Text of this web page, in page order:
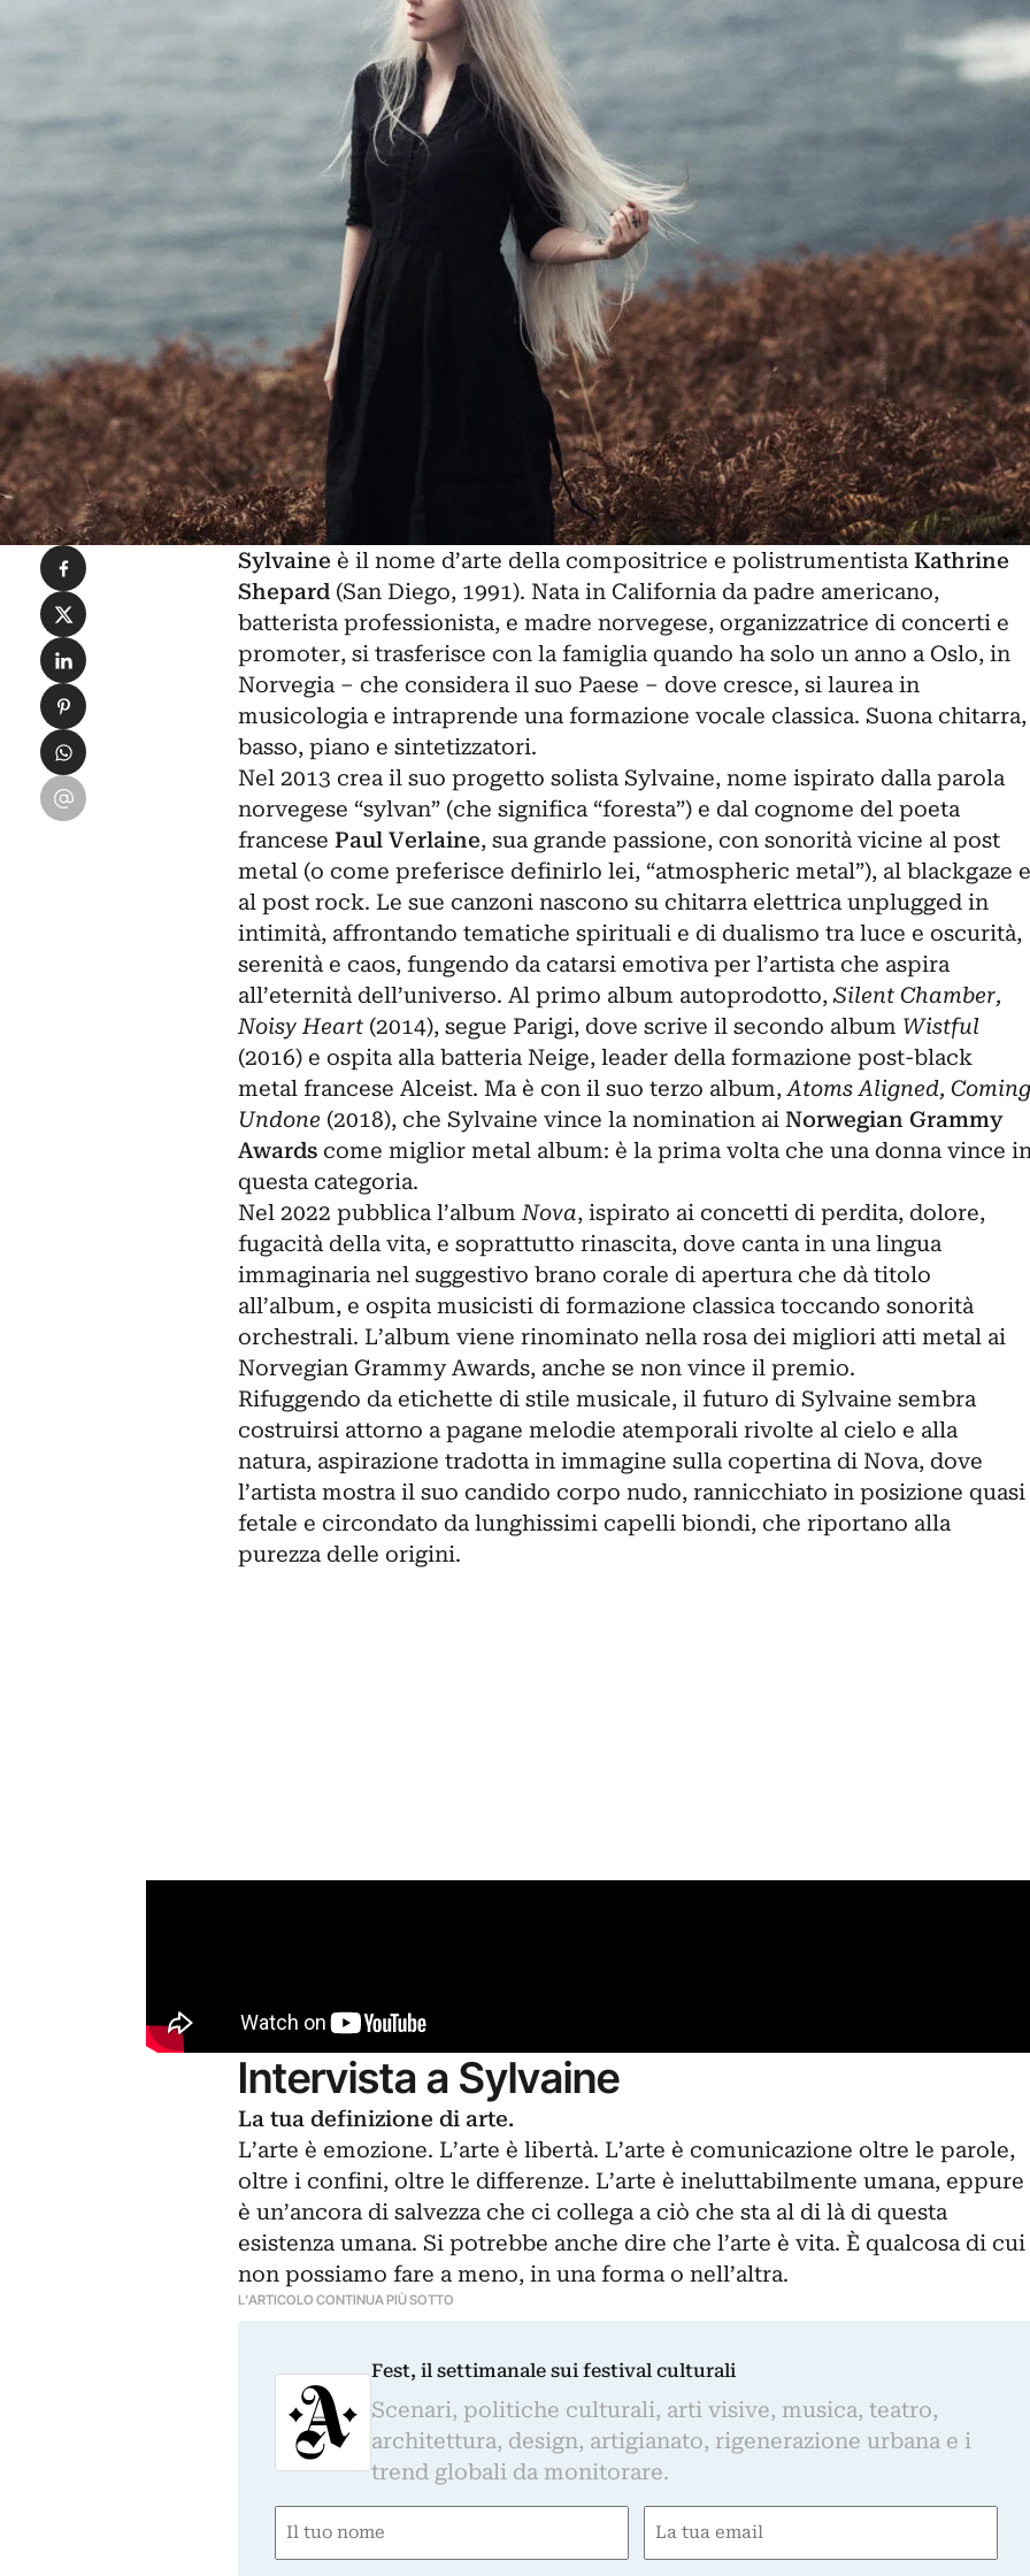
Sylvaine è il nome d’arte della compositrice e polistrumentistaKathrine
Shepard(San Diego, 1991). Nata in California da padre americano,
batterista professionista, e madre norvegese, organizzatrice di concerti e
promoter, si trasferisce con la famiglia quando ha solo un anno a Oslo, in
Norvegia – che considera il suo Paese – dove cresce, si laurea in
musicologia e intraprende una formazione vocale classica. Suona chitarra,
basso, piano e sintetizzatori.
Nel 2013 crea il suo progetto solista Sylvaine, nome ispirato dalla parola
norvegese “sylvan” (che significa “foresta”) e dal cognome del poeta
francese Paul Verlaine, sua grande passione, con sonorità vicine al post
metal(o come preferisce definirlo lei, “atmospheric metal”), al blackgaze e
al post rock. Le sue canzoni nascono su chitarra elettrica unplugged in
intimità, affrontando tematiche spirituali e di dualismo tra luce e oscurità,
serenità e caos, fungendo da catarsi emotiva per l’artista che aspira
all’eternità dell’universo. Al primo album autoprodotto,Silent Chamber,
Noisy Heart(2014), segue Parigi, dove scrive il secondo album Wistful
(2016) e ospita alla batteria Neige, leader della formazione post-black
metal francese Alceist. Ma è con il suo terzo album,Atoms Aligned, Coming
Undone(2018), che Sylvaine vince la nomination ai Norwegian Grammy
Awardscome miglior metal album: è la prima volta che una donna vince
questa categoria.
Nel 2022 pubblica l’albumNova, ispirato ai concetti di perdita, dolore,
fugacità della vita, e soprattutto rinascita, dove canta in una lingua
immaginaria nel suggestivo brano corale di apertura che dà titolo
all’album, e ospita musicisti di formazione classica toccando sonorità
orchestrali. L’album viene rinominato nella rosa dei migliori atti metal ai
Norvegian Grammy Awards, anche se non vince il premio.
Rifuggendo da etichette di stile musicale, il futuro di Sylvaine sembra
costruirsi attorno a pagane melodie atemporali rivolte al cielo e alla
natura, aspirazione tradotta in immagine sulla copertina di Nova, dove
l’artista mostra il suo candido corpo nudo, rannicchiato in posizione quasi
fetale e circondato da lunghissimi capelli biondi, che riportano alla
purezza delle origini.
Intervista a Sylvaine
La tua definizione di arte.
L’arte è emozione. L’arte è libertà. L’arte è comunicazione oltre le parole,
oltre i confini, oltre le differenze. L’arte è ineluttabilmente umana, eppure
è un’ancora di salvezza che ci collega a ciò che sta al di là di questa
esistenza umana. Si potrebbe anche dire che l’arte è vita. È qualcosa di cui
non possiamo fare a meno, in una forma o nell’altra.
L'ARTICOLO CONTINUA PIÙ SOTTO
Fest, il settimanale sui festival culturali
Scenari, politiche culturali, arti visive, musica, teatro,
architettura, design, artigianato, rigenerazione urbana e i
trend globali da monitorare.
Nome
Email
Condividi su Facebook
Condividi su X
Condividi su LinkedIn
Condividi su Pinterest
Condividi su WhatsApp
Condividi su Email